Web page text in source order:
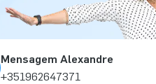
Mensagem Alexandre
+351962647371